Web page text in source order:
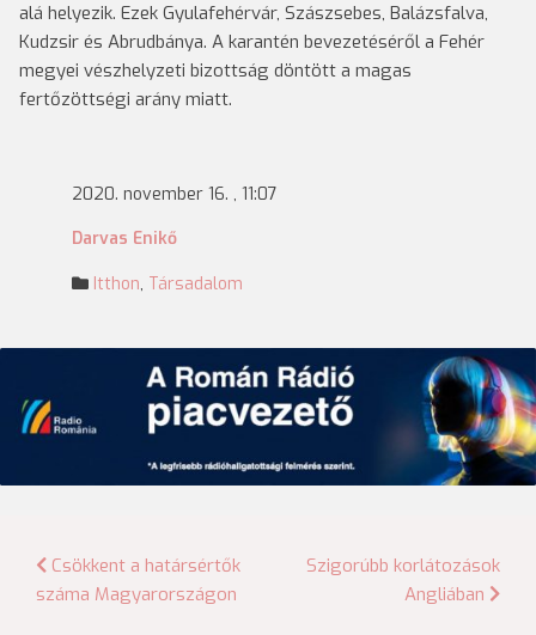
alá helyezik. Ezek Gyulafehérvár, Szászsebes, Balázsfalva,
Kudzsir és Abrudbánya. A karantén bevezetéséről a Fehér
megyei vészhelyzeti bizottság döntött a magas
fertőzöttségi arány miatt.
2020. november 16. , 11:07
Darvas Enikő
Itthon, Társadalom
Bejegyzés
navigáció
Csökkent a határsértők
száma Magyarországon
Szigorúbb korlátozások
Angliában